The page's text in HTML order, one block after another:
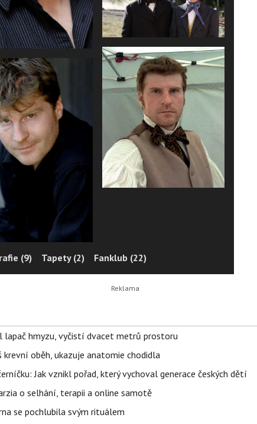
(9) Tapety (2) Fanklub (22)
hmyzu, vyčistí dvacet metrů prostoru
oběh, ukazuje anatomie chodidla
Jak vznikl pořad, který vychoval generace českých dětí
o selhání, terapii a online samotě
se pochlubila svým rituálem